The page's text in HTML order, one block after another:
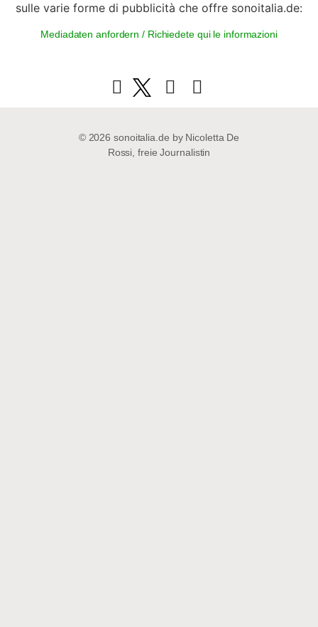
sulle varie forme di pubblicità che offre sonoitalia.de:
Mediadaten anfordern / Richiedete qui le informazioni
© 2026 sonoitalia.de by Nicoletta De
Rossi, freie Journalistin